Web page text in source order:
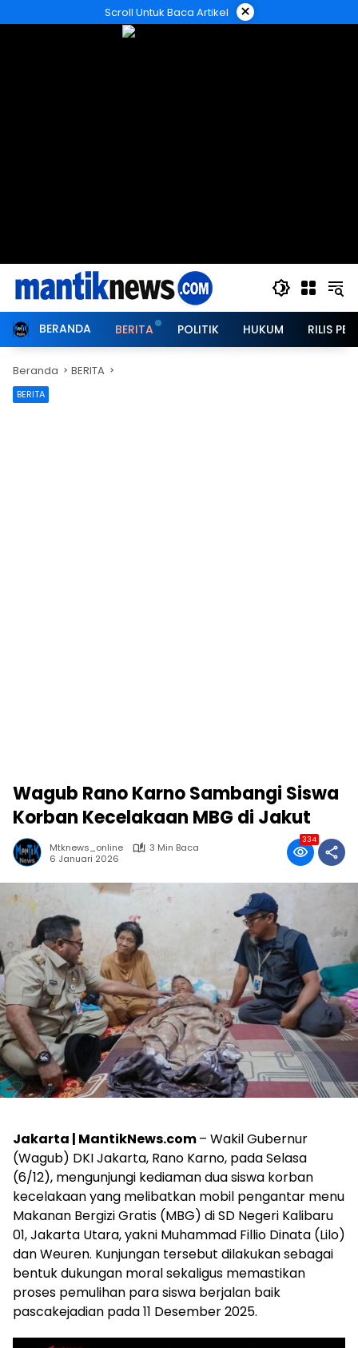
ke
Scroll Untuk Baca Artikel ×
BERANDA BERITA POLITIK HUKUM RILIS
Beranda BERITA
BERITA
Wagub Rano Karno Sambangi Siswa
Korban Kecelakaan MBG di Jakut
Mtknews_online
3 Min Baca
6 Januari 2026
334
Jakarta | MantikNews.com– Wakil Gubernur
(Wagub) DKI Jakarta, Rano Karno, pada Selasa
(6/12), mengunjungi kediaman dua siswa korban
kecelakaan yang melibatkan mobil pengantar menu
Makanan Bergizi Gratis (MBG) di SD Negeri Kalibaru
01, Jakarta Utara, yakni Muhammad Fillio Dinata (Lilo)
dan Weuren. Kunjungan tersebut dilakukan sebagai
bentuk dukungan moral sekaligus memastikan
proses pemulihan para siswa berjalan baik
pascakejadian pada 11 Desember 2025.